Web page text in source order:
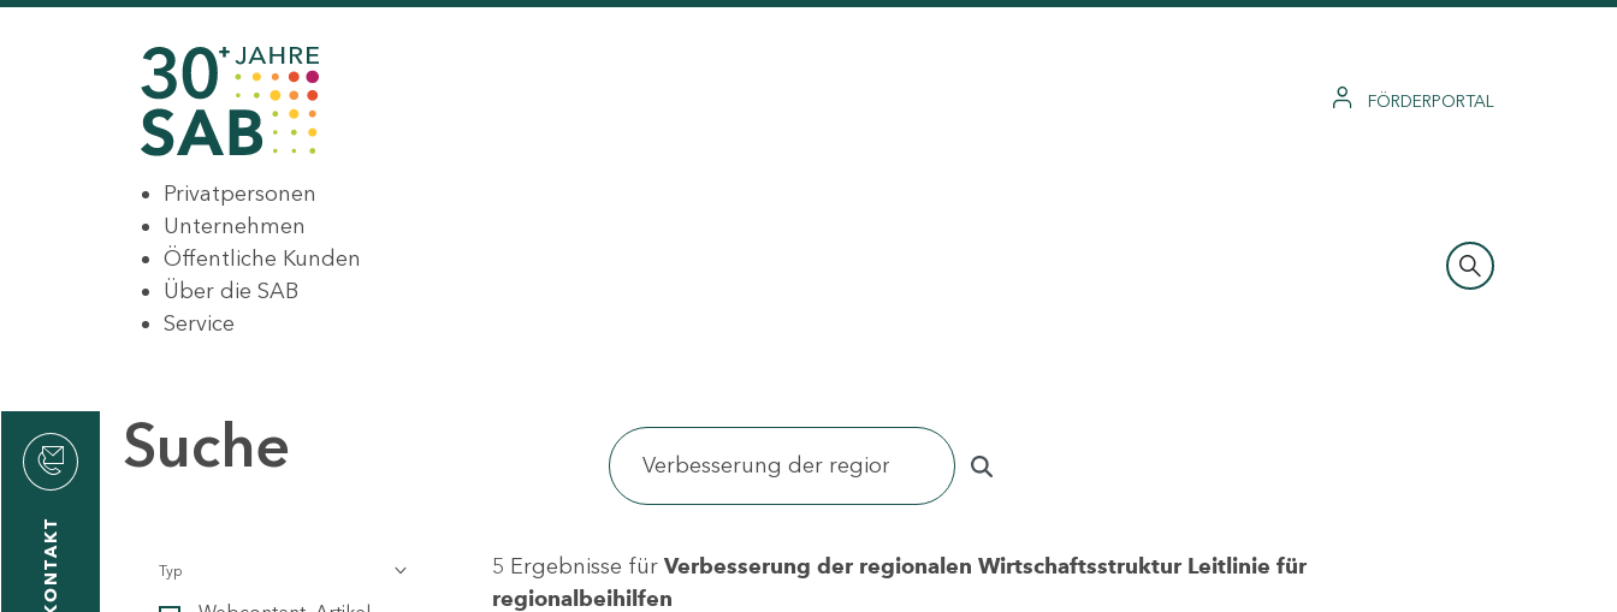
FÖRDERPORTAL
Privatpersonen
Unternehmen
Öffentliche Kunden
Über die SAB
Service
KONTAKT
Suche
Typ 5 Ergebnisse für Verbesserung der regionalen Wirtschaftsstruktur Leitlinie für
regionalbeihilfen